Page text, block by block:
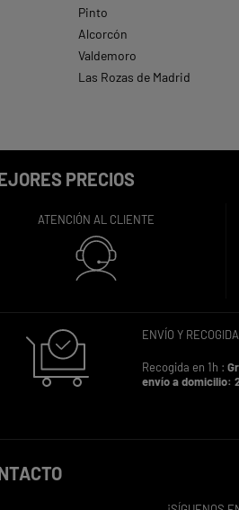
Pinto
Alcorcón
Valdemoro
Las Rozas de Madrid
PRECIOS
ATENCIÓN AL CLIENTE
ENVÍO Y RECOGIDA
Recogida en 1h :
envío a domicilio: